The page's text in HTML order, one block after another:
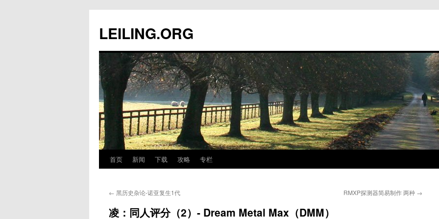
文
LEILING.ORG
首页 新闻 下载 攻略 专栏
← 黑历史杂论-诺亚复生1代 RMXP探测器简易制作 两种 →
凌：同人评分（2）- Dream Metal Max（DMM）